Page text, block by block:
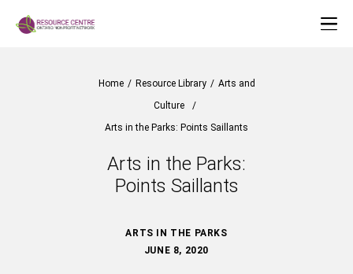
Home / Resource Library / Arts and
Culture
/
Arts in the Parks: Points Saillants
Arts in the Parks:
Points Saillants
ARTS IN THE PARKS
JUNE 8, 2020